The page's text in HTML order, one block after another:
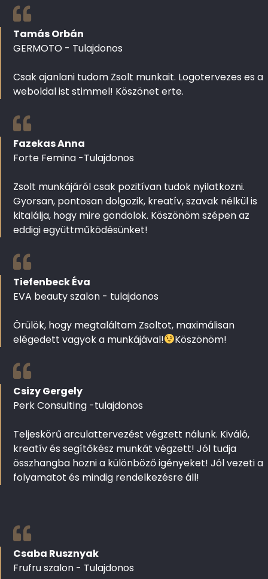
Tamás Orbán
GERMOTO - Tulajdonos
Csak ajanlani tudom Zsolt munkait. Logotervezes es a
weboldal ist stimmel! Köszönet erte.
Fazekas Anna
Forte Femina -Tulajdonos
Zsolt munkájáról csak pozitívan tudok nyilatkozni.
Gyorsan, pontosan dolgozik, kreatív, szavak nélkül is
kitalálja, hogy mire gondolok. Köszönöm szépen az
eddigi együttműködésünket!
Tiefenbeck Éva
EVA beauty szalon - tulajdonos
Örülök, hogy megtaláltam Zsoltot, maximálisan
elégedett vagyok a munkájával!
Köszönöm!
Csizy Gergely
Perk Consulting -tulajdonos
Teljeskörű arculattervezést végzett nálunk. Kiváló,
kreatív és segítőkész munkát végzett! Jól tudja
összhangba hozni a különböző igényeket! Jól vezeti a
folyamatot és mindig rendelkezésre áll!
Csaba Rusznyak
Frufru szalon - Tulajdonos